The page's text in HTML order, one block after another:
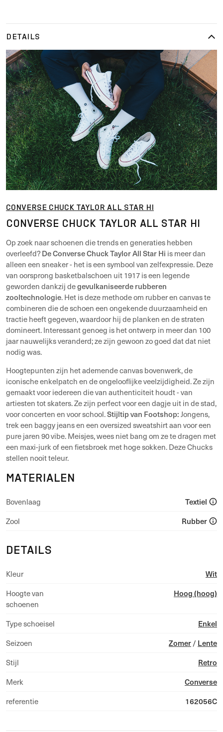
DETAILS
CONVERSE CHUCK TAYLOR ALL STAR HI
CONVERSE CHUCK TAYLOR ALL STAR HI
Op zoek naar schoenen die trends en generaties hebben
overleefd? De Converse Chuck Taylor All Star Hi is meer dan
alleen een sneaker - het is een symbool van zelfexpressie. Deze
van oorsprong basketbalschoen uit 1917 is een legende
geworden dankzij degevulkaniseerde rubberen
zooltechnologie. Het is deze methode om rubber en canvas te
combineren die de schoen een ongekende duurzaamheid en
tractie heeft gegeven, waardoor hij de planken en de straten
domineert. Interessant genoeg is het ontwerp in meer dan 100
jaar nauwelijks veranderd; ze zijn gewoon zo goed dat dat niet
nodig was.
Hoogtepunten zijn het ademende canvas bovenwerk, de
iconische enkelpatch en de ongelooflijke veelzijdigheid. Ze zijn
gemaakt voor iedereen die van authenticiteit houdt - van
artiesten tot skaters. Ze zijn perfect voor een dagje uit in de stad,
voor concerten en voor school.Stijltip van Footshop: Jongens,
trek een baggy jeans en een oversized sweatshirt aan voor een
pure jaren 90 vibe. Meisjes, wees niet bang om ze te dragen met
een maxi-jurk of een fietsbroek met hoge sokken. Deze Chucks
stellen nooit teleur.
MATERIALEN
Bovenlaag Textiel
Zool Rubber
DETAILS
Kleur Wit
Hoogte van
schoenen
Hoog (hoog)
Type schoeisel Enkel
Seizoen Zomer / Lente
Stijl Retro
Merk Converse
referentie 162056C